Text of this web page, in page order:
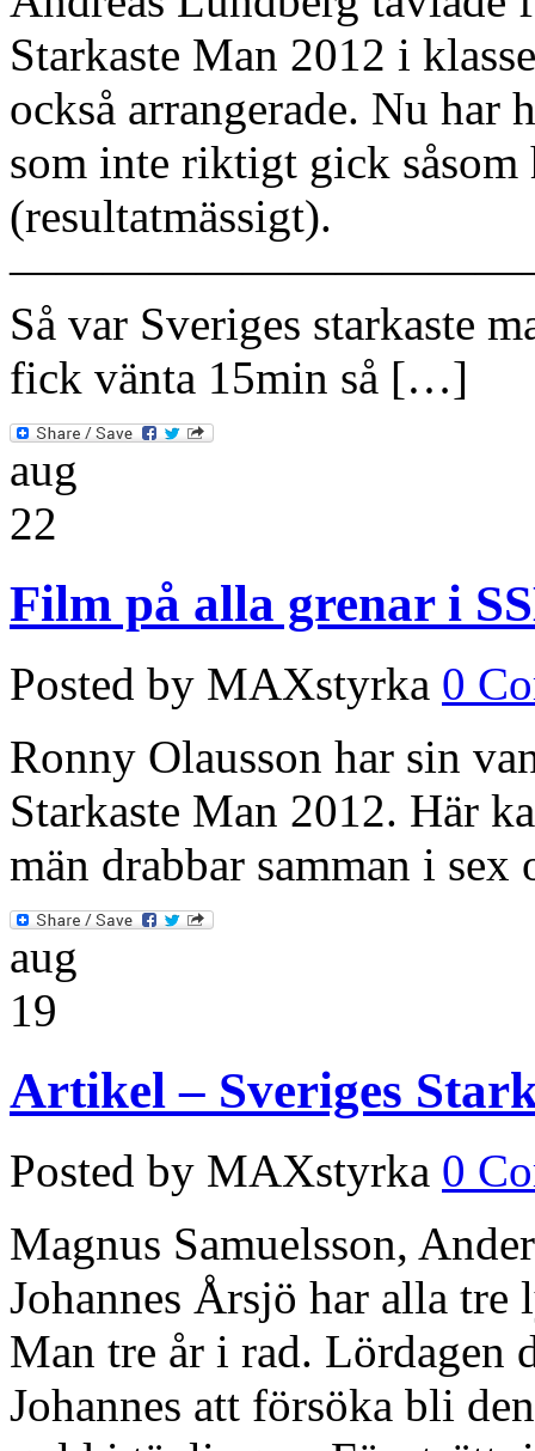
Starkaste Man 2012 i
också arrangerade. Nu
som inte riktigt gick såsom
(resultatmässigt).
Så var Sveriges starkaste
fick vänta 15min så […]
aug
22
Film på alla grenar i
Posted by MAXstyrka 0
Ronny Olausson har sin
Starkaste Man 2012. Här
män drabbar samman i
aug
19
Artikel – Sveriges
Posted by MAXstyrka 0
Magnus Samuelsson,
Johannes Årsjö har alla tre
Man tre år i rad. Lördagen
Johannes att försöka bli